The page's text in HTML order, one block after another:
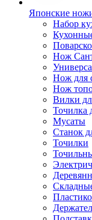
Японские
Набор
Нож
Нож для
Нож
Вилки
Точилка
Мусаты
Станок
Точилки